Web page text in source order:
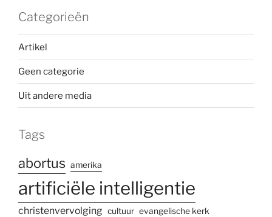
Categorieën
Artikel
Geen categorie
Uit andere media
Tags
abortus amerika
artificiële intelligentie
christenvervolging cultuur evangelische kerk